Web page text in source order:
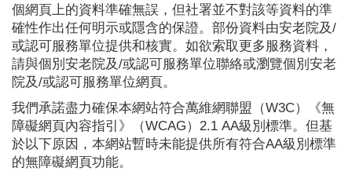
個網頁上的資料準確無誤，但社署並不對該等資料的準
確性作出任何明示或隱含的保證。部份資料由安老院及/
或認可服務單位提供和核實。如欲索取更多服務資料，
請與個別安老院及/或認可服務單位聯絡或瀏覽個別安老
院及/或認可服務單位網頁。
我們承諾盡力確保本網站符合萬維網聯盟（W3C）《無
障礙網頁內容指引》（WCAG）2.1 AA級別標準。但基
於以下原因，本網站暫時未能提供所有符合AA級別標準
的無障礙網頁功能。